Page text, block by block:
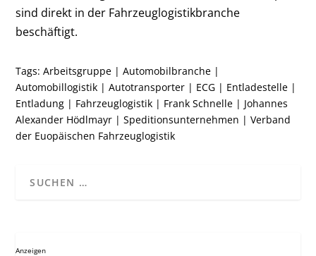
sind direkt in der Fahrzeuglogistikbranche
beschäftigt.
Tags:Arbeitsgruppe |Automobilbranche |
Automobillogistik |Autotransporter | ECG | Entladestelle |
Entladung | Fahrzeuglogistik | Frank Schnelle | Johannes
Alexander Hödlmayr |Speditionsunternehmen |Verband
der Euopäischen Fahrzeuglogistik
Anzeigen